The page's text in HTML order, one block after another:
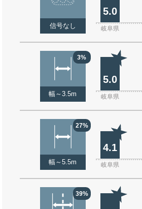
信号なし
5.0
岐阜県
3%
幅～3.5m
5.0
岐阜県
27%
幅～5.5m
4.1
岐阜県
39%